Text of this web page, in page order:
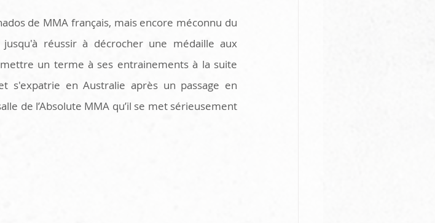
de MMA français, mais encore méconnu du
réussir à décrocher une médaille aux
un terme à ses entrainements à la suite
s'expatrie en Australie après un passage en
de l’Absolute MMA qu’il se met sérieusement